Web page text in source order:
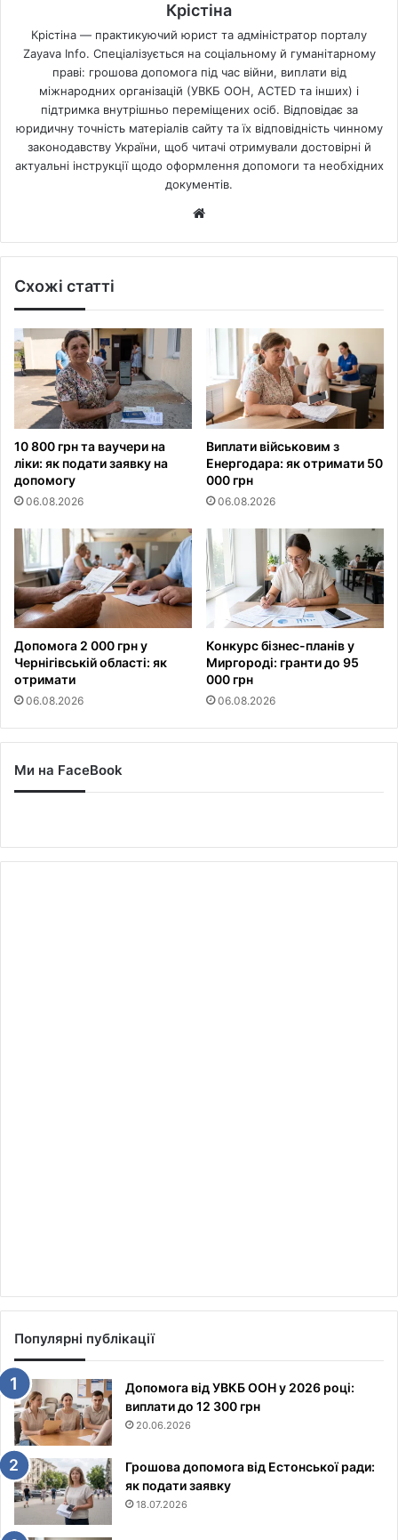
Крістіна
Крістіна — практикуючий юрист та адміністратор порталу
Zayava Info. Спеціалізується на соціальному й гуманітарному
праві: грошова допомога під час війни, виплати від
міжнародних організацій (УВКБ ООН, ACTED та інших) і
підтримка внутрішньо переміщених осіб. Відповідає за
юридичну точність матеріалів сайту та їх відповідність чинному
законодавству України, щоб читачі отримували достовірні й
актуальні інструкції щодо оформлення допомоги та необхідних
документів.
Схожі статті
10 800 грн та ваучери на
ліки: як подати заявку на
допомогу
06.08.2026
Виплати військовим з
Енергодара: як отримати 50
000 грн
06.08.2026
Допомога 2 000 грн у
Чернігівській області: як
отримати
06.08.2026
Конкурс бізнес-планів у
Миргороді: гранти до 95
000 грн
06.08.2026
Ми на FaceBook
Популярні публікації
Допомога від УВКБ ООН у 2026 році:
виплати до 12 300 грн
20.06.2026
Грошова допомога від Естонської ради:
як подати заявку
18.07.2026